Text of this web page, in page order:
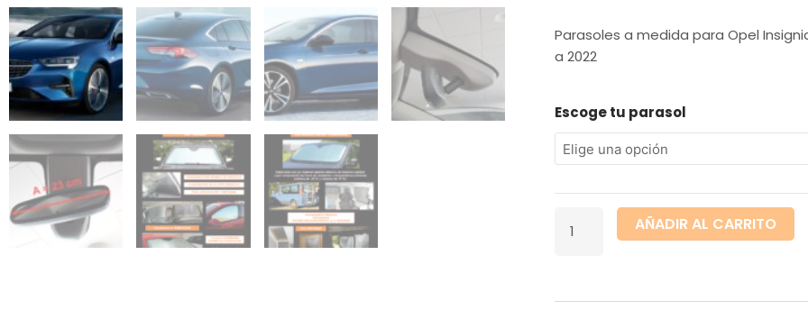
desde
Parasoles a medida para Opel
a 2022
Escoge tu parasol
Opel
Insignia
Grand
desde
AÑADIR AL CARRITO